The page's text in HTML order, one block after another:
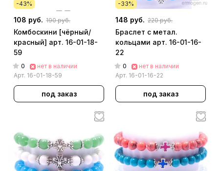
-43%
108 руб. 190 руб.
Комбоскини [чёрный/
красный] арт. 16-01-18-
59
0
нет в наличии
Арт. 16-01-18-59
под заказ
-33%
148 руб. 220 руб.
Браслет с метал.
кольцами арт. 16-01-16-
22
0
нет в наличии
Арт. 16-01-16-22
под заказ